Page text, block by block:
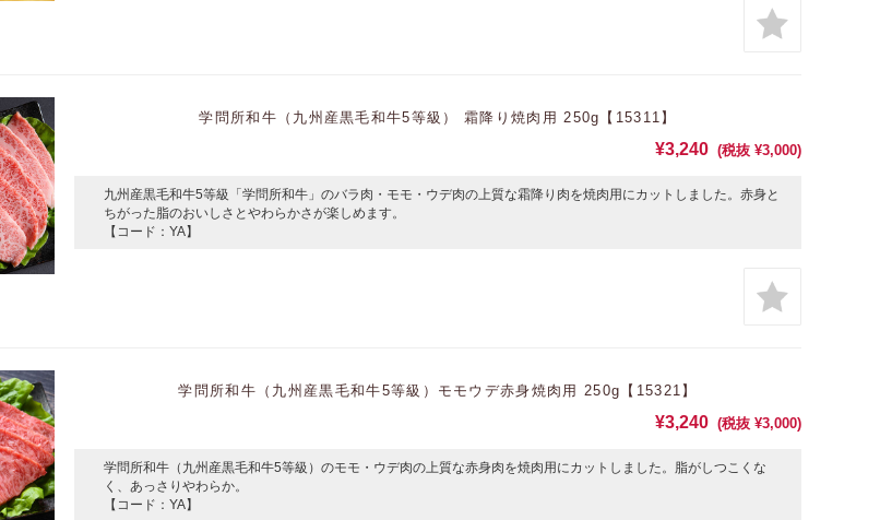
学問所和牛（九州産黒毛和牛5等級） 霜降り焼肉用 250g【15311】
¥3,240 (税抜 ¥3,000)
九州産黒毛和牛5等級「学問所和牛」のバラ肉・モモ・ウデ肉の上質な霜降り肉を焼肉用にカットしました。赤身と
ちがった脂のおいしさとやわらかさが楽しめます。
【コード：YA】
学問所和牛（九州産黒毛和牛5等級）モモウデ赤身焼肉用 250g【15321】
¥3,240 (税抜 ¥3,000)
学問所和牛（九州産黒毛和牛5等級）のモモ・ウデ肉の上質な赤身肉を焼肉用にカットしました。脂がしつこくな
く、あっさりやわらか。
【コード：YA】